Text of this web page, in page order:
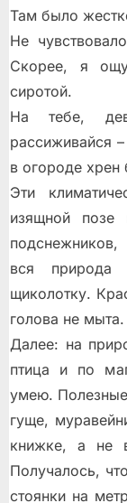
Там было
Не
Скорее, я
сиротой.
На тебе,
рассиживайся
в огороде хрен
Эти
изящной
вся природа
щиколотку.
голова не мыта.
Далее: на
птица и по
умею.
гуще,
книжке, а не
Получалось,
стоянки на